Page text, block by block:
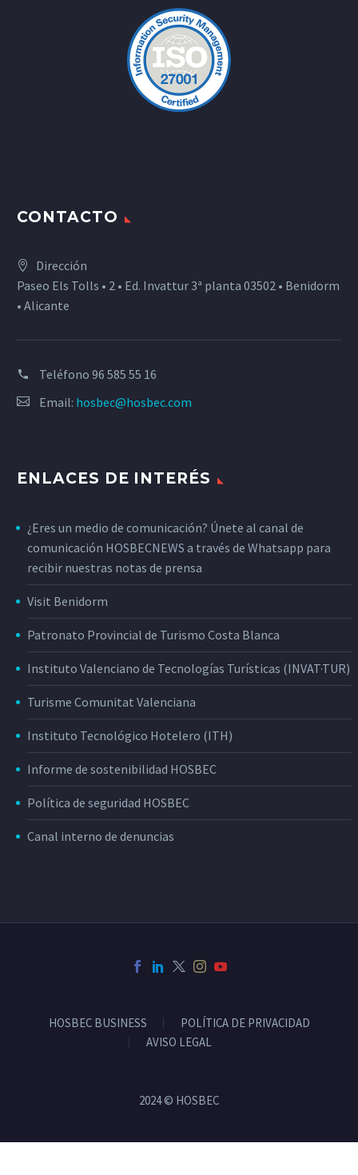
CONTACTO
Dirección
Paseo Els Tolls • 2 • Ed. Invattur 3ª planta 03502 • Benidorm
• Alicante
Teléfono 96 585 55 16
Email: hosbec@hosbec.com
ENLACES DE INTERÉS
¿Eres un medio de comunicación? Únete al canal de
comunicación HOSBECNEWS a través de Whatsapp para
recibir nuestras notas de prensa
Visit Benidorm
Patronato Provincial de Turismo Costa Blanca
Instituto Valenciano de Tecnologías Turísticas (INVAT·TUR)
Turisme Comunitat Valenciana
Instituto Tecnológico Hotelero (ITH)
Informe de sostenibilidad HOSBEC
Política de seguridad HOSBEC
Canal interno de denuncias
HOSBEC BUSINESS
POLÍTICA DE PRIVACIDAD
AVISO LEGAL
2024 © HOSBEC